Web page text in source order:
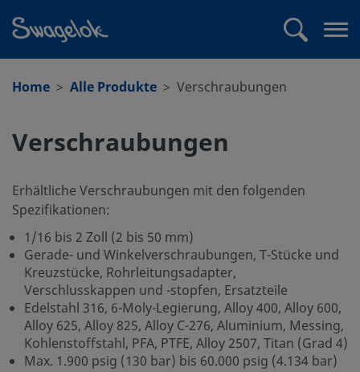
Home
Alle Produkte Verschraubungen
Verschraubungen
Erhältliche Verschraubungen mit den folgenden
Spezifikationen:
1/16 bis 2 Zoll (2 bis 50 mm)
Gerade- und Winkelverschraubungen, T-Stücke und
Kreuzstücke, Rohrleitungsadapter,
Verschlusskappen und -stopfen, Ersatzteile
Edelstahl 316, 6-Moly-Legierung, Alloy 400, Alloy 600,
Alloy 625, Alloy 825, Alloy C-276, Aluminium, Messing,
Kohlenstoffstahl, PFA, PTFE, Alloy 2507, Titan (Grad 4)
Max. 1.900 psig (130 bar) bis 60.000 psig (4.134 bar)